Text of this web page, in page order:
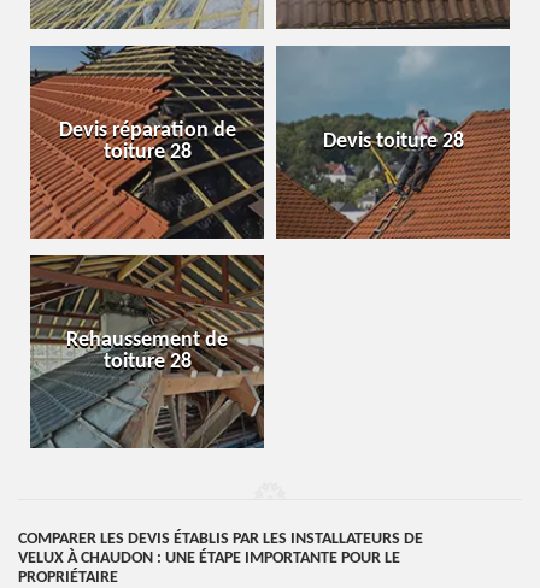
Devis réparation de
toiture 28
Devis toiture 28
Rehaussement de
toiture 28
COMPARER LES DEVIS ÉTABLIS PAR LES INSTALLATEURS DE
VELUX À CHAUDON : UNE ÉTAPE IMPORTANTE POUR LE
PROPRIÉTAIRE